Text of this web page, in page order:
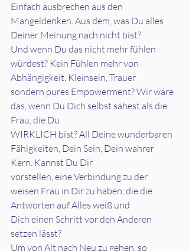
Einfach ausbrechen aus den
Mangeldenken. Aus dem, was Du alles
Deiner Meinung nach nicht bist?
Und wenn Du das nicht mehr fühlen
würdest? Kein Fühlen mehr von
Abhängigkeit, Kleinsein, Trauer
sondern pures Empowerment? Wir wäre
das, wenn Du Dich selbst sähest als die
Frau, die Du
WIRKLICH bist? All Deine wunderbaren
Fähigkeiten, Dein Sein, Dein wahrer
Kern. Kannst Du Dir
vorstellen, eine Verbindung zu der
weisen Frau in Dir zu haben, die die
Antworten auf Alles weiß und
Dich einen Schritt vor den Anderen
setzen lässt?
Um von Alt nach Neu zu gehen, so